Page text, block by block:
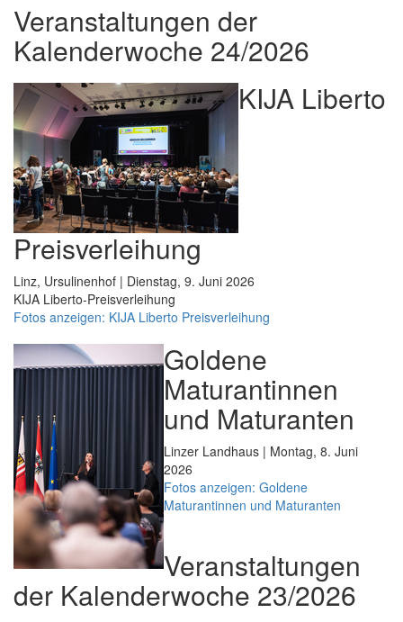
Veranstaltungen der
Kalenderwoche 24/2026
KIJA Liberto
Preisverleihung
Linz, Ursulinenhof | Dienstag, 9. Juni 2026
KIJA Liberto-Preisverleihung
Fotos anzeigen: KIJA Liberto Preisverleihung
Goldene
Maturantinnen
und Maturanten
Linzer Landhaus | Montag, 8. Juni
2026
Fotos anzeigen: Goldene
Maturantinnen und Maturanten
Veranstaltungen
der Kalenderwoche 23/2026